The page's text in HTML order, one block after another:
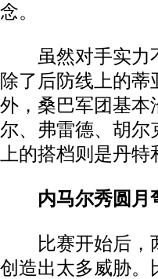
念。
虽然对手实力不
除了后防线上的
外，桑巴军团基本
尔、弗雷德、胡尔
上的搭档则是丹特
内马尔秀圆月
比赛开始后，两
创造出太多威胁。